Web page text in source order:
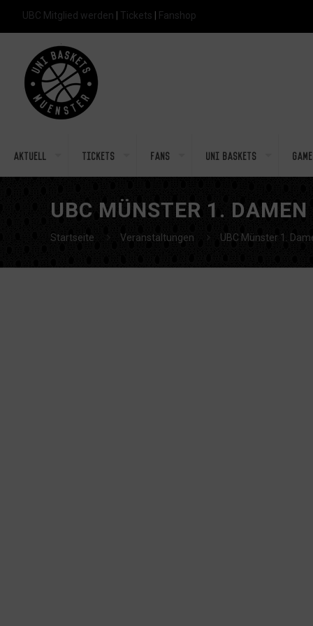
UBC Mitglied werden Tickets Fanshop
Aktuell Tickets Fans Uni Baskets
UBC MÜNSTER 1.
Startseite Veranstaltungen UBC Münster 1.